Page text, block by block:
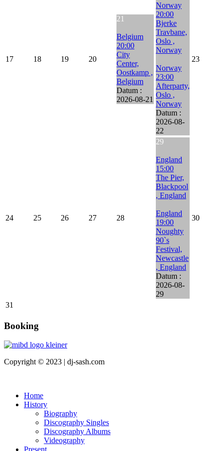
17 18 19 20
21
Belgium
20:00
City
Center,
Oostkamp ,
Belgium
Datum :
2026-08-21
Norway
20:00
Bjerke
Travbane,
Oslo ,
Norway
Norway
23:00
Afterparty,
Oslo ,
Norway
Datum :
2026-08-
22
23
24 25 26 27 28
29
England
15:00
The Pier,
Blackpool
, England
England
19:00
Noughty
90`s
Festival,
Newcastle
, England
Datum :
2026-08-
29
30
31
Booking
Copyright © 2023 | dj-sash.com
Home
History
Biography
Discography Singles
Discography Albums
Videography